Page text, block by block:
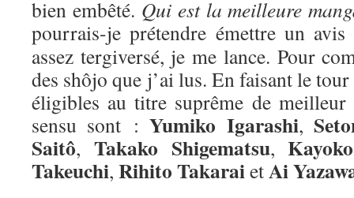
bien embêté. Qui est la meilleure
pourrais-je prétendre émettre un
assez tergiversé, je me lance. Pour
des shôjo que j’ai lus. En faisant le tour
éligibles au titre suprême de
sensu sont :Yumiko Igarashi,
Saitô, Takako Shigematsu,Kayoko
Takeuchi, Rihito TakaraietAi